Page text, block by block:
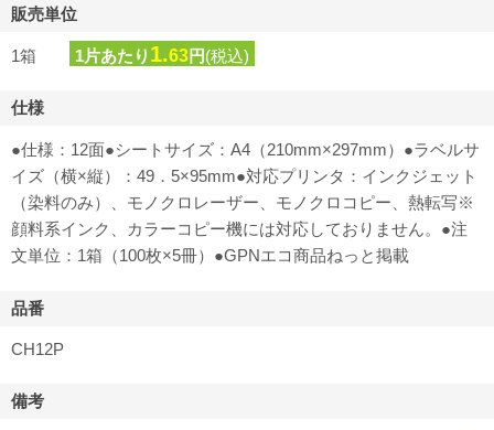
販売単位
1箱 1片あたり 1.63円(税込)
仕様
●仕様：12面●シートサイズ：A4（210mm×297mm）●ラベルサ
イズ（横×縦）：49．5×95mm●対応プリンタ：インクジェット
（染料のみ）、モノクロレーザー、モノクロコピー、熱転写※
顔料系インク、カラーコピー機には対応しておりません。●注
文単位：1箱（100枚×5冊）●GPNエコ商品ねっと掲載
品番
CH12P
備考